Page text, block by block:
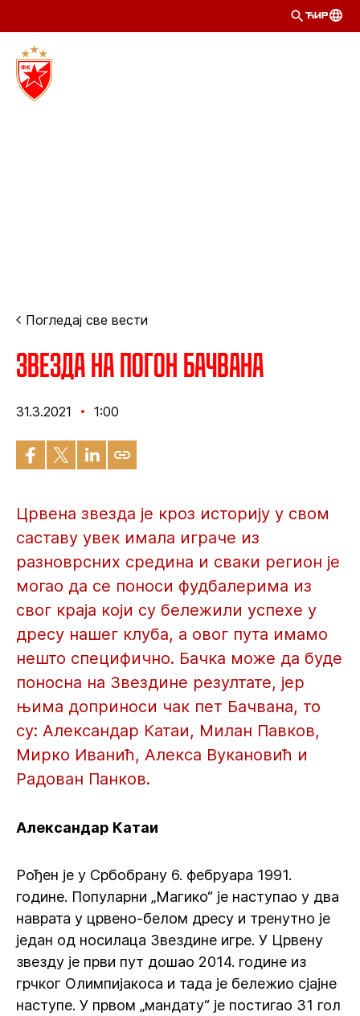
ЋИР
Погледај све вести
Звезда на погон Бачвана
31.3.2021 1:00
Црвена звезда је кроз историју у свом
саставу увек имала играче из
разноврсних средина и сваки регион је
могао да се поноси фудбалерима из
свог краја који су бележили успехе у
дресу нашег клуба, а овог пута имамо
нешто специфично. Бачка може да буде
поносна на Звездине резултате, јер
њима доприноси чак пет Бачвана, то
су: Александар Катаи, Милан Павков,
Мирко Иванић, Алекса Вукановић и
Радован Панков.
Александар Катаи
Рођен је у Србобрану 6. фебруара 1991.
године. Популарни „Магико“ је наступао у два
наврата у црвено-белом дресу и тренутно је
један од носилаца Звездине игре. У Црвену
звезду је први пут дошао 2014. године из
грчког Олимпијакоса и тада је бележио сјајне
наступе. У првом „мандату“ је постигао 31 гол